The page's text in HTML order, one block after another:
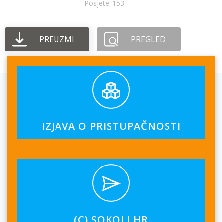
Posjete: 153
PREUZMI PREGLED
IZJAVA O PRISTUPAČNOSTI
(C) SOKOLI.HR